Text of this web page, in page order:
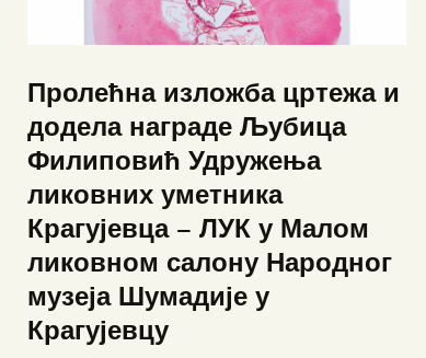
ТУРА
Пролећна изложба цртежа и
додела награде Љубица
Филиповић Удружења
ликовних уметника
Крагујевца – ЛУК у Малом
ликовном салону Народног
музеја Шумадије у
Крагујевцу